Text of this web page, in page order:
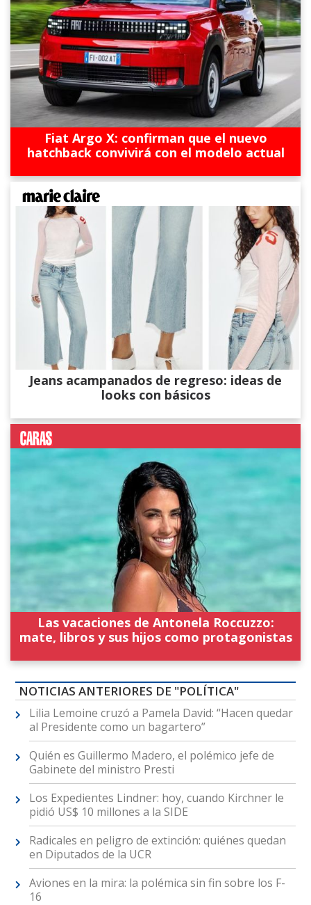
Fiat Argo X: confirman que el nuevo
hatchback convivirá con el modelo actual
Jeans acampanados de regreso: ideas de
looks con básicos
Las vacaciones de Antonela Roccuzzo:
mate, libros y sus hijos como protagonistas
NOTICIAS ANTERIORES DE "POLÍTICA"
Lilia Lemoine cruzó a Pamela David: “Hacen quedar
al Presidente como un bagartero”
Quién es Guillermo Madero, el polémico jefe de
Gabinete del ministro Presti
Los Expedientes Lindner: hoy, cuando Kirchner le
pidió US$ 10 millones a la SIDE
Radicales en peligro de extinción: quiénes quedan
en Diputados de la UCR
Aviones en la mira: la polémica sin fin sobre los F-
16